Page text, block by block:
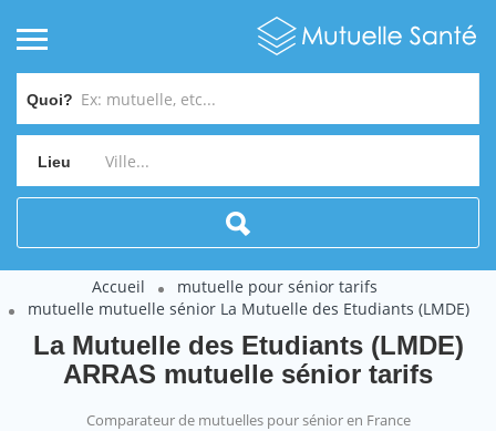
Quoi?
Lieu
Accueil
mutuelle pour sénior tarifs
mutuelle mutuelle sénior La Mutuelle des Etudiants (LMDE)
La Mutuelle des Etudiants (LMDE)
ARRAS mutuelle sénior tarifs
Comparateur de mutuelles pour sénior en France